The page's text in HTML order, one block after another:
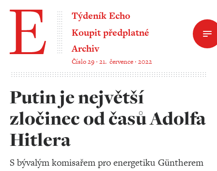
Týdeník Echo
Koupit předplatné
Archiv
Číslo 29 ‧ 21. července ‧ 2022
Putin je největší
zločinec od časů Adolfa
Hitlera
S bývalým komisařem pro energetiku Güntherem